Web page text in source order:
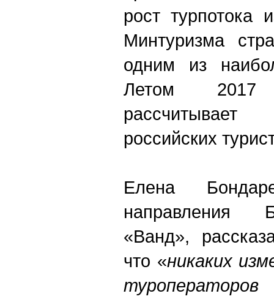
рост
Минтуризма
одним из
Летом 2017
российских
Елена
направления
«Ванд»,
что «никаких